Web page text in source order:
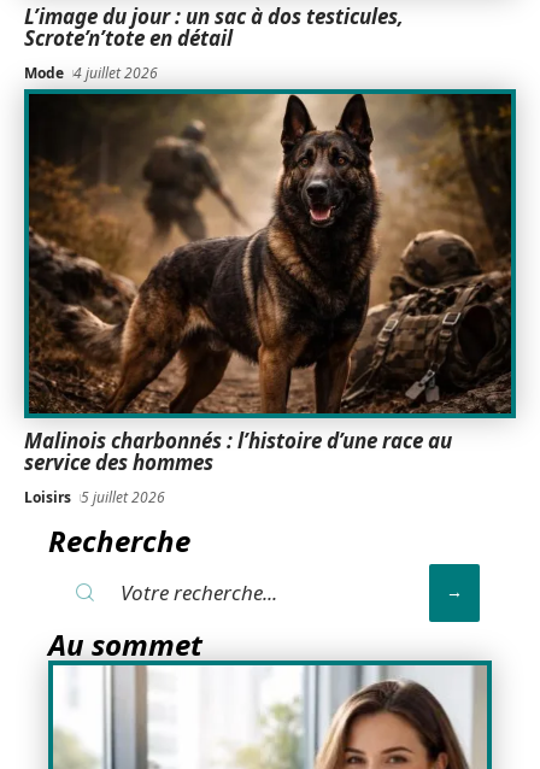
L’image du jour : un sac à dos testicules,
Scrote’n’tote en détail
Mode 4 juillet 2026
Malinois charbonnés : l’histoire d’une race au
service des hommes
Loisirs 5 juillet 2026
Recherche
Au sommet